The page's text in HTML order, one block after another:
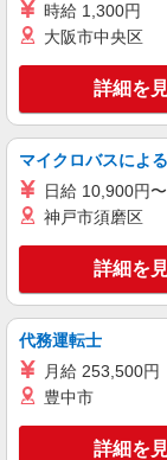
時給 1,300円
大阪市中央区
詳細を
マイクロバスによ
日給 10,900円
神戸市須磨区
詳細を
代務運転士
月給 253,500円
豊中市
詳細を